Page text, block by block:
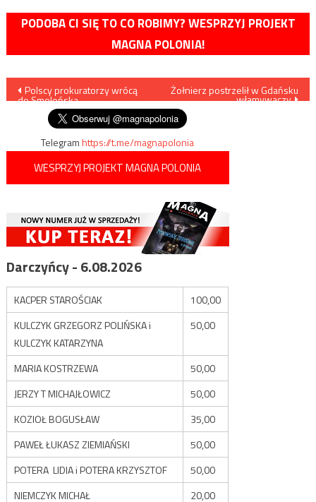
PODOBA CI SIĘ TO CO ROBIMY? WESPRZYJ PROJEKT
MAGNA POLONIA!
Nawigacja
wpisu
Polscy prokuratorzy wrócą
do Smoleńska
Żołnierz postrzelił w Gdańsku
włamywaczy
Telegramhttps://t.me/magnapolonia
WESPRZYJ PROJEKT MAGNA POLONIA
Darczyńcy - 6.08.2026
KACPER STAROŚCIAK
100,00
KULCZYK GRZEGORZ POLIŃSKA i
KULCZYK KATARZYNA
50,00
MARIA KOSTRZEWA
50,00
JERZY T MICHAJŁOWICZ
50,00
KOZIOŁ BOGUSŁAW
35,00
PAWEŁ ŁUKASZ ZIEMIAŃSKI
50,00
POTERA LIDIA i POTERA KRZYSZTOF
50,00
NIEMCZYK MICHAŁ
20,00